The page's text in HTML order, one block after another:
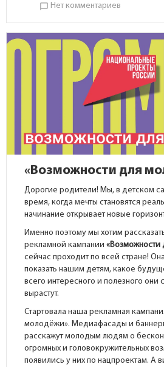
chat_bubble_outline Нет комментариев
«Возможности для
Дорогие родители! Мы, в детском
время, когда мечты становятся
начинание открывает новые
Именно поэтому мы хотим
рекламной кампании
сейчас проходит по всей стране!
показать нашим детям, какое
всего интересного и полезного они
вырастут.
Стартовала наша рекламная
молодёжи». Медиафасады и
расскажут молодым людям о
огромных и головокружительных
появились у них по нацпроектам. А